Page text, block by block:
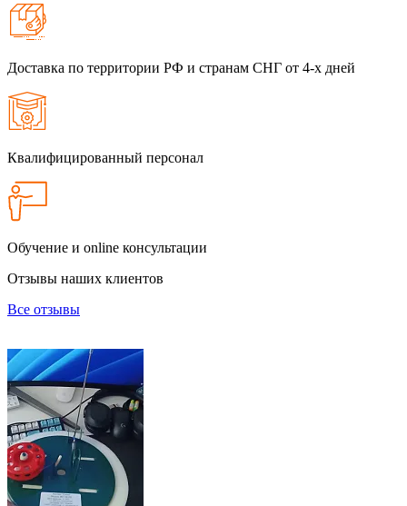
Доставка по территории РФ и странам СНГ от 4-х дней
Квалифицированный персонал
Обучение и online консультации
Отзывы наших клиентов
Все отзывы